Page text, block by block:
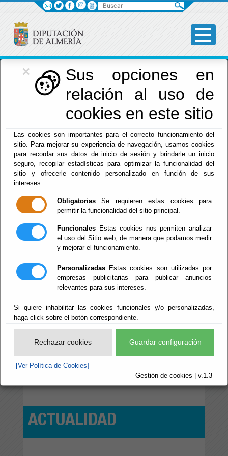
×
Sus opciones en
relación al uso de
cookies en este sitio
Las cookies son importantes para el correcto funcionamiento del
sitio. Para mejorar su experiencia de navegación, usamos cookies
para recordar sus datos de inicio de sesión y brindarle un inicio
seguro, recopilar estadísticas para optimizar la funcionalidad del
sitio y ofrecerle contenido personalizado en función de sus
intereses.
Obligatorias Se requieren estas cookies para
permitir la funcionalidad del sitio principal.
Funcionales Estas cookies nos permiten analizar
el uso del Sitio web, de manera que podamos medir
y mejorar el funcionamiento.
Personalizadas Estas cookies son utilizadas por
empresas publicitarias para publicar anuncios
relevantes para sus intereses.
Si quiere inhabilitar las cookies funcionales y/o personalizadas,
haga click sobre el botón correspondiente.
Rechazar cookies Guardar configuración
[Ver Política de Cookies]
Gestión de cookies | v.1.3
Deportes
Menú Deportes
Inicio
NOTICIAS
su
a las
Yare Corcera y María Reyes se
proclaman vencedores de la
Travesía de la Isla de San Juan de
los Terreros de ‘Almería Activa’
Laujar
y la salud
ACTUALIDAD
Buscar